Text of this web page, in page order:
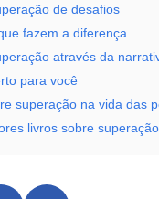
de desafios
fazem a diferença
através da
para você
superação na vida das
livros sobre